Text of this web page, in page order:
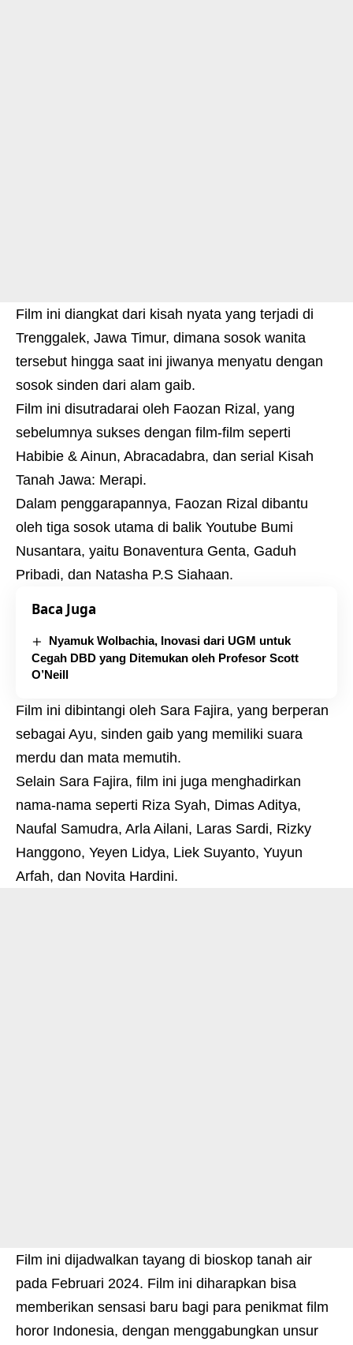
Film ini diangkat dari kisah nyata yang terjadi di
Trenggalek, Jawa Timur, dimana sosok wanita
tersebut hingga saat ini jiwanya menyatu dengan
sosok sinden dari alam gaib.
Film ini disutradarai oleh Faozan Rizal, yang
sebelumnya sukses dengan film-film seperti
Habibie & Ainun, Abracadabra, dan serial Kisah
Tanah Jawa: Merapi.
Dalam penggarapannya, Faozan Rizal dibantu
oleh tiga sosok utama di balik Youtube Bumi
Nusantara, yaitu Bonaventura Genta, Gaduh
Pribadi, dan Natasha P.S Siahaan.
Baca Juga
Nyamuk Wolbachia, Inovasi dari UGM untuk
Cegah DBD yang Ditemukan oleh Profesor Scott
O’Neill
Film ini dibintangi oleh Sara Fajira, yang berperan
sebagai Ayu, sinden gaib yang memiliki suara
merdu dan mata memutih.
Selain Sara Fajira, film ini juga menghadirkan
nama-nama seperti Riza Syah, Dimas Aditya,
Naufal Samudra, Arla Ailani, Laras Sardi, Rizky
Hanggono, Yeyen Lidya, Liek Suyanto, Yuyun
Arfah, dan Novita Hardini.
Film ini dijadwalkan tayang di bioskop tanah air
pada Februari 2024. Film ini diharapkan bisa
memberikan sensasi baru bagi para penikmat film
horor Indonesia, dengan menggabungkan unsur